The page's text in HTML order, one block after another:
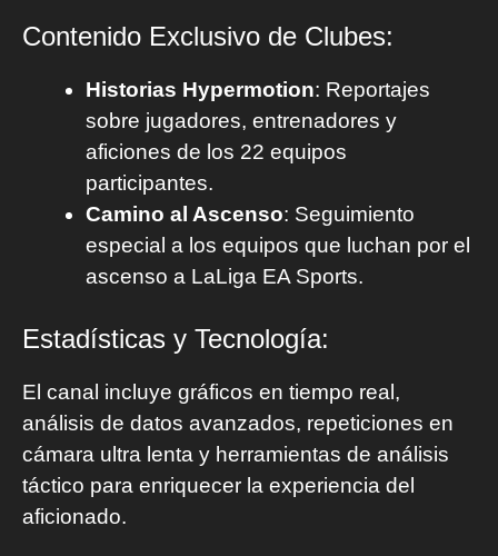
Contenido Exclusivo de Clubes:
Historias Hypermotion: Reportajes
sobre jugadores, entrenadores y
aficiones de los 22 equipos
participantes.
Camino al Ascenso: Seguimiento
especial a los equipos que luchan por el
ascenso a LaLiga EA Sports.
Estadísticas y Tecnología:
El canal incluye gráficos en tiempo real,
análisis de datos avanzados, repeticiones en
cámara ultra lenta y herramientas de análisis
táctico para enriquecer la experiencia del
aficionado.